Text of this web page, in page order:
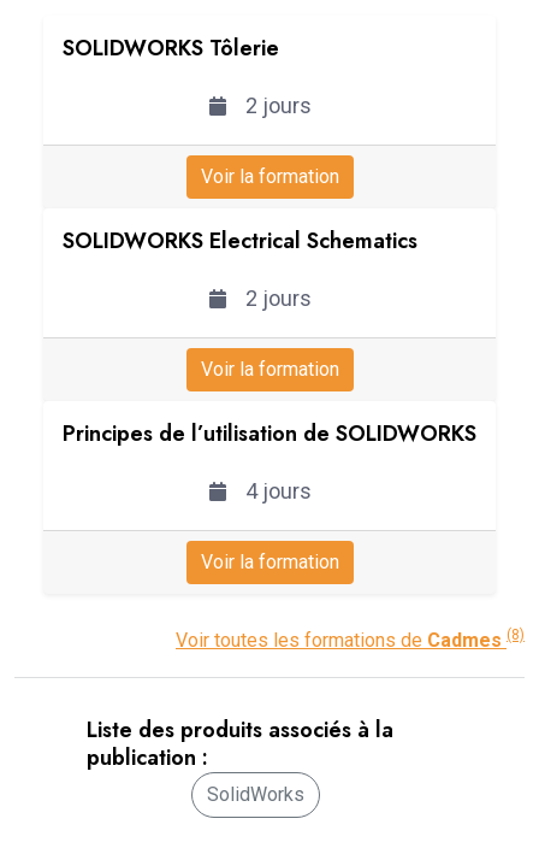
SOLIDWORKS Tôlerie
2 jours
Voir la formation
SOLIDWORKS Electrical Schematics
2 jours
Voir la formation
Principes de l’utilisation de SOLIDWORKS
4 jours
Voir la formation
Voir toutes les formations de Cadmes (8)
Liste des produits associés à la
publication :
SolidWorks